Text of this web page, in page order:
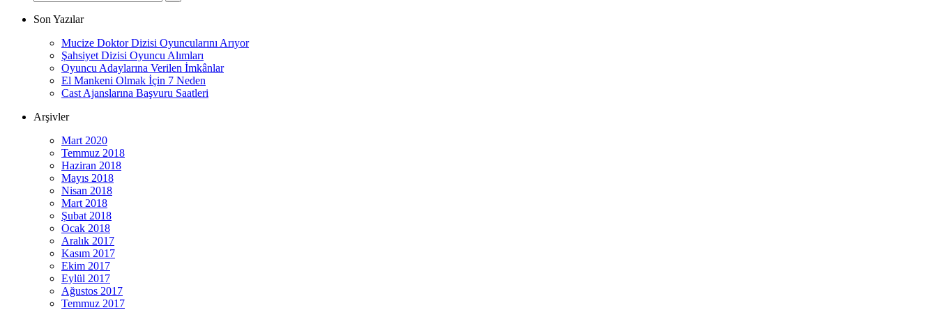
Son Yazılar
Mucize Doktor Dizisi Oyuncularını Arıyor
Şahsiyet Dizisi Oyuncu Alımları
Oyuncu Adaylarına Verilen İmkânlar
El Mankeni Olmak İçin 7 Neden
Cast Ajanslarına Başvuru Saatleri
Arşivler
Mart 2020
Temmuz 2018
Haziran 2018
Mayıs 2018
Nisan 2018
Mart 2018
Şubat 2018
Ocak 2018
Aralık 2017
Kasım 2017
Ekim 2017
Eylül 2017
Ağustos 2017
Temmuz 2017